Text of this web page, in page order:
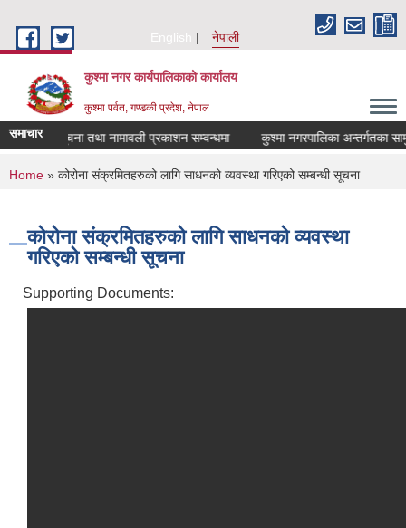
English
नेपाली
कुश्मा नगर कार्यपालिकाको कार्यालय
कुश्मा पर्वत, गण्डकी प्रदेश, नेपाल
समाचारसूचना तथा नामावली प्रकाशन सम्वन्धमा कुश्मा नगरपालिका अन्तर्गतका
You are here
Home » कोरोना संक्रमितहरुको लागि साधनको व्यवस्था गरिएको सम्बन्धी सूचना
कोरोना संक्रमितहरुको लागि साधनको व्यवस्था
गरिएको सम्बन्धी सूचना
Supporting Documents: